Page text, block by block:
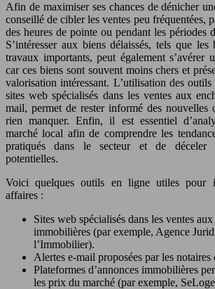
Afin de maximiser ses chances de dénicher
conseillé de cibler les ventes peu fréquentées,
des heures de pointe ou pendant les périodes
S’intéresser aux biens délaissés, tels que les
travaux importants, peut également s’avérer
car ces biens sont souvent moins chers et
valorisation intéressant. L’utilisation des
sites web spécialisés dans les ventes aux
mail, permet de rester informé des nouvelles
rien manquer. Enfin, il est essentiel
marché local afin de comprendre les
pratiqués dans le secteur et de déceler
potentielles.
Voici quelques outils en ligne utiles pour
affaires :
Sites web spécialisés dans les ventes aux
immobilières (par exemple, Agence
l’Immobilier).
Alertes e-mail proposées par les notaires
Plateformes d’annonces immobilières
les prix du marché (par exemple,